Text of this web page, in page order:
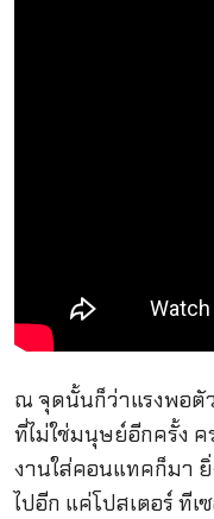
ณ จุดนั้นก็ว่าแรงพอตั
ที่ไม่ใช่มนุษย์อีกครั้ง ค
งานใส่คอนแทคก็มา
ไปอีก แค่โปสเตอร์ ที